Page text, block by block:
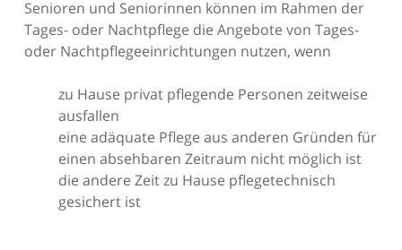
Senioren und Seniorinnen können im Rahmen der
Tages- oder Nachtpflege die Angebote von Tages-
oder Nachtpflegeeinrichtungen nutzen, wenn
zu Hause privat pflegende Personen zeitweise
ausfallen
eine adäquate Pflege aus anderen Gründen für
einen absehbaren Zeitraum nicht möglich ist
die andere Zeit zu Hause pflegetechnisch
gesichert ist